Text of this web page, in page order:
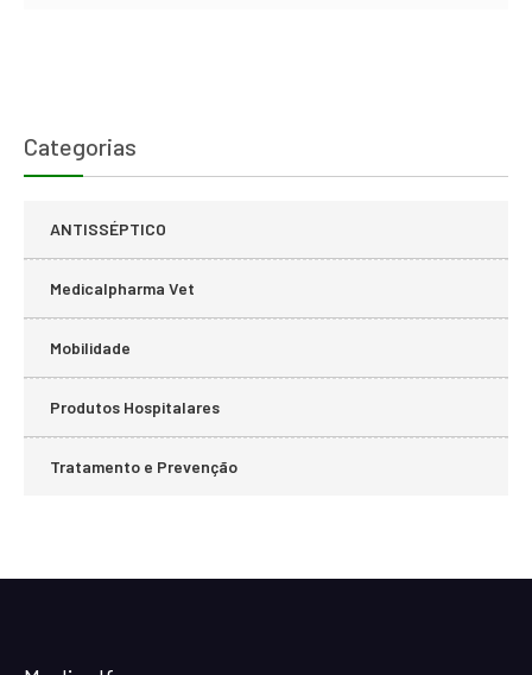
Categorias
ANTISSÉPTICO
Medicalpharma Vet
Mobilidade
Produtos Hospitalares
Tratamento e Prevenção